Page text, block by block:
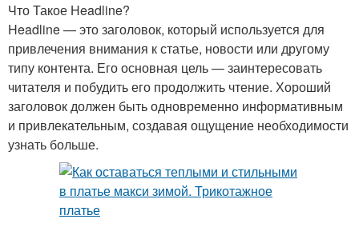
Длинное платье Платье в обтяжку
Вечерний платье
платье
Что Такое Headline?
Headline — это заголовок, который используется для
привлечения внимания к статье, новости или другому
типу контента. Его основная цель — заинтересовать
читателя и побудить его продолжить чтение. Хороший
заголовок должен быть одновременно информативным
и привлекательным, создавая ощущение необходимости
узнать больше.